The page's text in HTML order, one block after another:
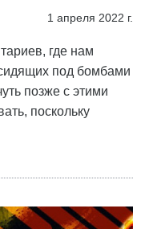
1 апреля 2022 г.
где нам
под бомбами
позже с этими
поскольку